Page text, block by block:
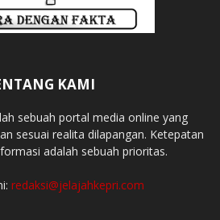
KAMI
sebuah portal media online yang
sesuai realita dilapangan. Ketepatan
adalah sebuah prioritas.
redaksi@jelajahkepri.com